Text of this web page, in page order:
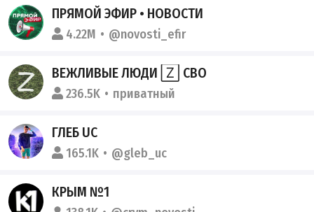
ПРЯМОЙ ЭФИР • НОВОСТИ
4.22M @novosti_efir
ВЕЖЛИВЫЕ ЛЮДИ 🅉 СВО
236.5K приватный
ГЛЕБ UC
165.1K @gleb_uc
КРЫМ №1